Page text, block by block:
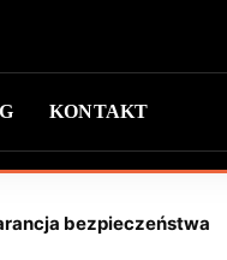
KONTAKT
bezpieczeństwa